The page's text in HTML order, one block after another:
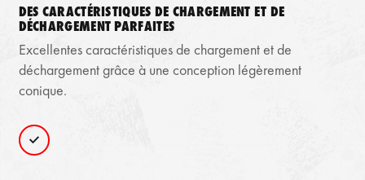
DES CARACTÉRISTIQUES DE CHARGEMENT ET DE
DÉCHARGEMENT PARFAITES
Excellentes caractéristiques de chargement et de
déchargement grâce à une conception légèrement
conique.